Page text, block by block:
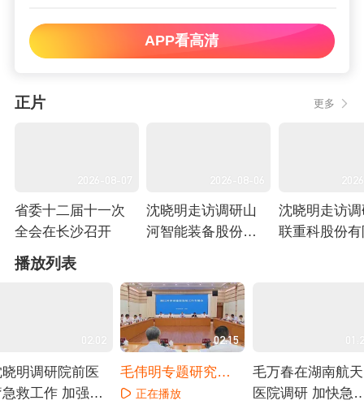
APP看高清
正片 更多
2026-08-07
省委十二届十一次
全会在长沙召开
正在播放
2026-08-06
沈晓明走访调研山
河智能装备股份有
沈晓明走访
联重科股份
播放列表
02:02
明调研院前医
救工作 加强资
02:15
毛伟明专题研究湘
江科学城建设发展
正在播放
毛万春在湖南航天
医院调研 加快急